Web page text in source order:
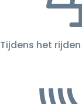
Tijdens het rijden